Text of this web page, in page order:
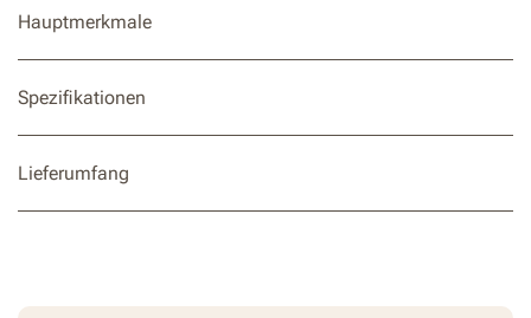
Hauptmerkmale
Spezifikationen
Lieferumfang